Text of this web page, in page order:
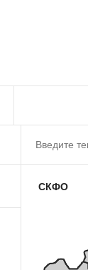
СКФО